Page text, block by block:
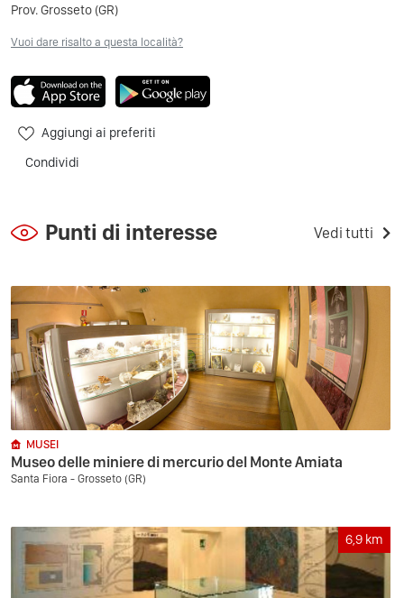
Prov. Grosseto (GR)
Vuoi dare risalto a questa località?
Aggiungi ai preferiti
Condividi
Punti di interesse Vedi tutti
MUSEI
Museo delle miniere di mercurio del Monte Amiata
Santa Fiora - Grosseto (GR)
6,9 km